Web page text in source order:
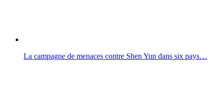
La campagne de menaces contre Shen Yun dans six pays…